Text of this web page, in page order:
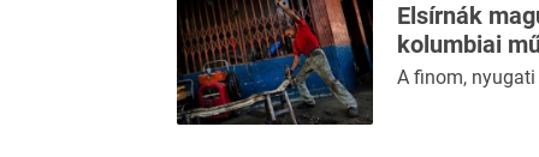
Elsírnák
kolumbiai
A finom,